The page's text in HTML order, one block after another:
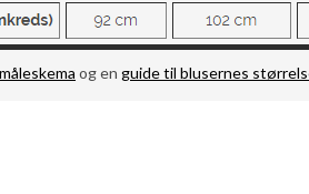
og en guide til blusernes